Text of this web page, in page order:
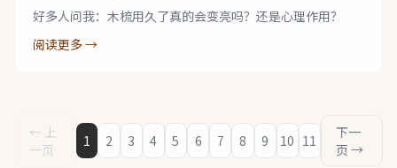
好多人问我：木梳用久了真的会变亮吗？还是心理作用？
阅读更多 →
← 上
一页
1 2 3 4 5 6 7 8 9 10 11
下一
页 →